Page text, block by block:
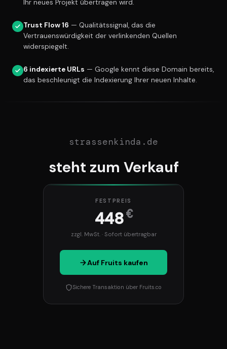
Ihr neues Projekt übertragen wird.
Trust Flow 16 — Qualitätssignal, das die
Vertrauenswürdigkeit der verlinkenden Quellen
widerspiegelt.
6 indexierte URLs — Google kennt diese Domain bereits,
das beschleunigt die Indexierung Ihrer neuen Inhalte.
strassenkinda.de
steht zum Verkauf
FESTPREIS
448€
zzgl. MwSt. · Sofort übertragbar
Auf Fruits kaufen
Sichere Transaktion über Fruits.co